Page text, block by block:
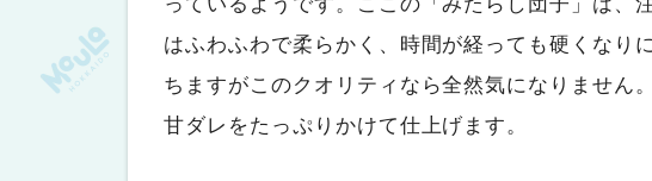
はふわふわで柔らかく、時間が経っても硬くなり
ちますがこのクオリティなら全然気になりません
甘ダレをたっぷりかけて仕上げます。